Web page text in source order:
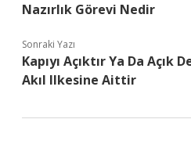
Nazırlık Görevi Nedir
Sonraki Yazı
Kapıyı Açıktır Ya Da Açık
Akıl Ilkesine Aittir